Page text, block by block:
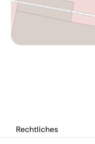
Rechtliches